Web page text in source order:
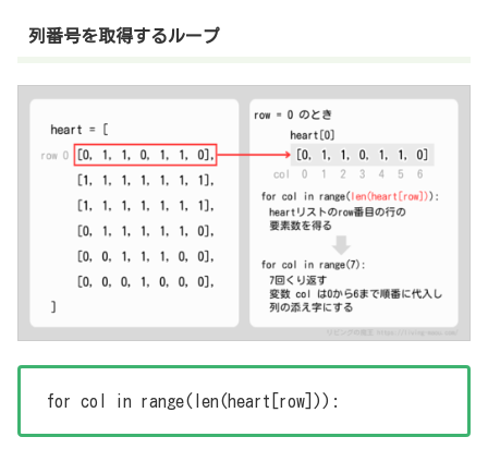
列番号を取得するループ
for col in range(len(heart[row])):